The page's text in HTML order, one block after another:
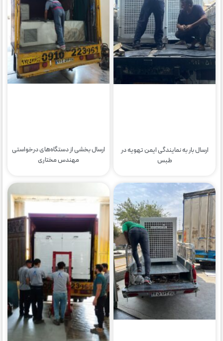
ارسال بار به نمایندگی ایمن تهویه در
طبس
ارسال بخشی از دستگاه‌های درخواستی
مهندس مختاری